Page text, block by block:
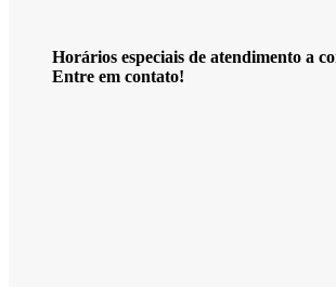
Horários especiais de atendimento a
Entre em contato!